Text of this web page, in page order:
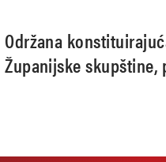
Održana
Županijske